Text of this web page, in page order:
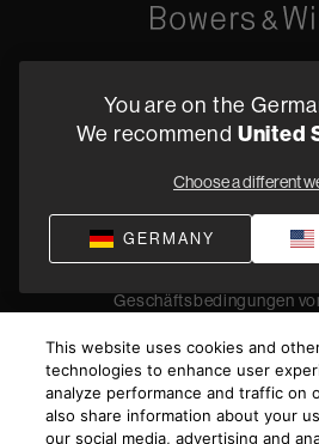
+49 (0) 2157
DatenschutzVerkaufsbedingungen
Geschäftsbedingungen
© 2026 Harman International
rights
You are on the
We recommend United
Choose a different
GERMANY
This website uses cookies and
technologies to enhance user
analyze performance and traffic on
also share information about your
our social media, advertising and